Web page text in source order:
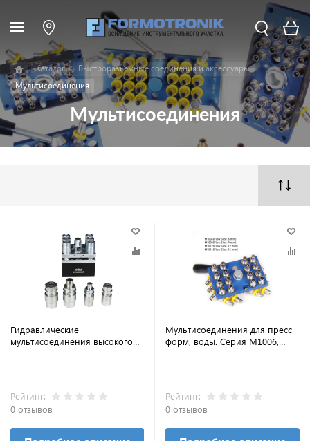
Каталог
Быстроразъемные соединения и аксессуары
Мультисоединения
Мультисоединения
Гидравлические
мультисоединения высокого
Рейтинг:
0 отзывов
Мультисоединения для пресс-
форм, воды. Серия M1006,
Рейтинг:
0 отзывов